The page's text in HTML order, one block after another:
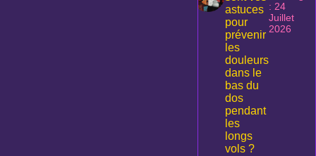
astuces
pour
prévenir
les
douleurs
dans le
bas du
dos
pendant
les
longs
vols ?
: 24
Juillet
2026